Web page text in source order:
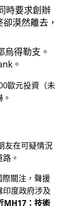
時要求創辦
漠然離去，
烏得勒支。
。
歐元投資（未
友在可疑情況
。
關注，聲援
度政府涉及
MH17：技術